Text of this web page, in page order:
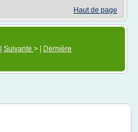
Haut de page
Suivante > |
Dernière